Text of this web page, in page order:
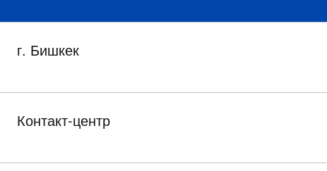
г. Бишкек
Контакт-центр